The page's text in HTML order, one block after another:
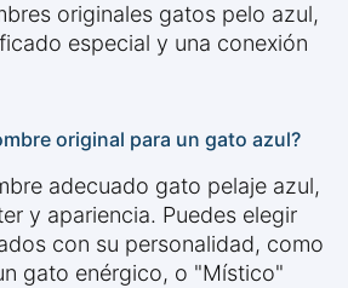
originales gatos pelo azul,
especial y una conexión
original para un gato azul?
adecuado gato pelaje azul,
y apariencia. Puedes elegir
con su personalidad, como
gato enérgico, o "Místico"